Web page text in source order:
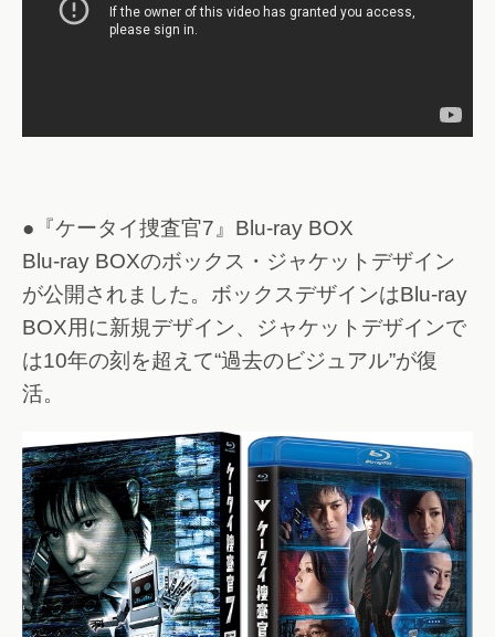
●『ケータイ捜査官7』Blu-ray BOX
Blu-ray BOXのボックス・ジャケットデザイン
が公開されました。ボックスデザインはBlu-ray
BOX用に新規デザイン、ジャケットデザインで
は10年の刻を超えて“過去のビジュアル”が復
活。